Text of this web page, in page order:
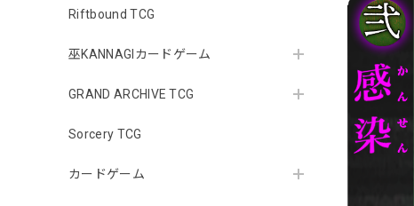
Riftbound TCG
巫KANNAGIカードゲーム
GRAND ARCHIVE TCG
Sorcery TCG
カードゲーム